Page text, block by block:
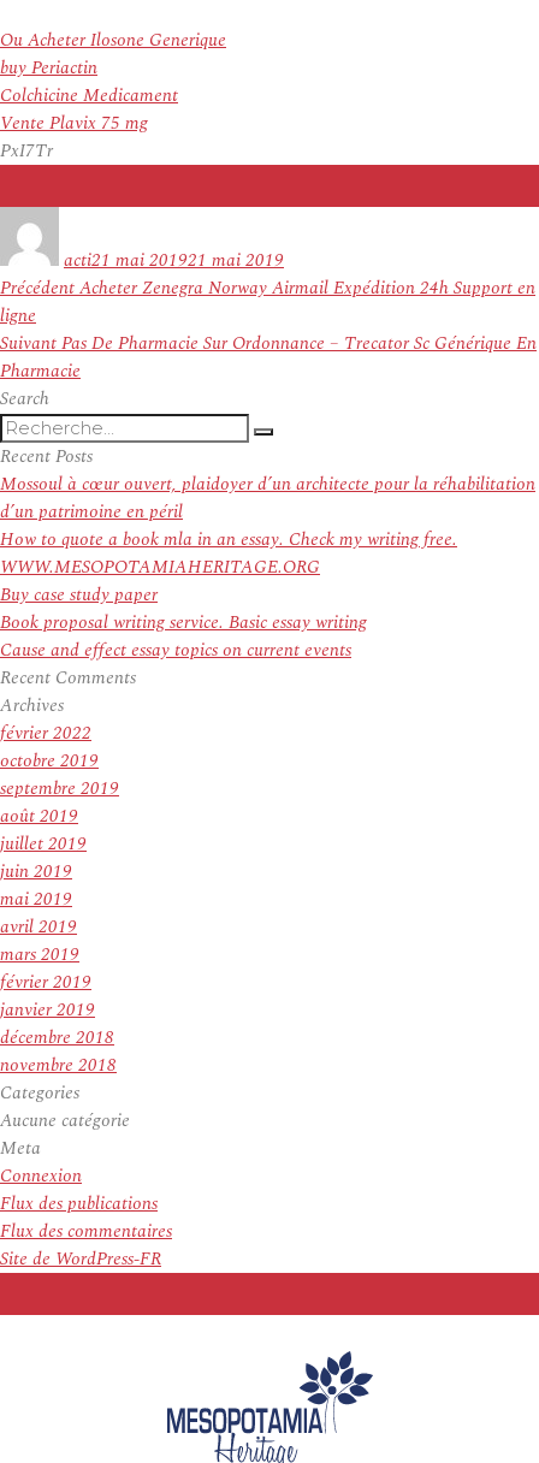
Ou Acheter Ilosone Generique
buy Periactin
Colchicine Medicament
Vente Plavix 75 mg
PxI7Tr
actile
21 mai 201921 mai 2019
Navigation
de
l’article
PrécédentArticle
Acheter Zenegra Norway Airmail Expédition 24h Support en
ligne
SuivantArticle
suivant :
Pas De Pharmacie Sur Ordonnance – Trecator Sc Générique En
Pharmacie
Search
Recherche
pour
:
Recherche
Recent Posts
Mossoul à cœur ouvert, plaidoyer d’un architecte pour la réhabilitation
d’un patrimoine en péril
How to quote a book mla in an essay. Check my writing free.
WWW.MESOPOTAMIAHERITAGE.ORG
Buy case study paper
Book proposal writing service. Basic essay writing
Cause and effect essay topics on current events
Recent Comments
Archives
février 2022
octobre 2019
septembre 2019
août 2019
juillet 2019
juin 2019
mai 2019
avril 2019
mars 2019
février 2019
janvier 2019
décembre 2018
novembre 2018
Categories
Aucune catégorie
Meta
Connexion
Flux des publications
Flux des commentaires
Site de WordPress-FR